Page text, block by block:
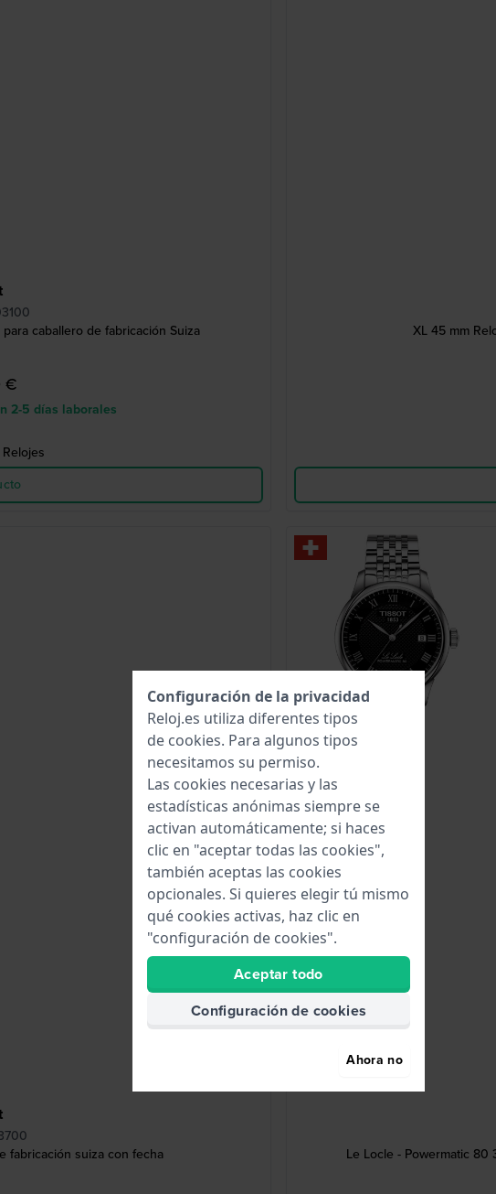
caballero de fabricación Suiza
€
2-5 días laborales
XL 45 mm
fabricación suiza con fecha
Le Locle - Powermatic
Configuración de la privacidad
Reloj.es utiliza diferentes tipos
de cookies. Para algunos tipos
necesitamos su permiso.
Las cookies necesarias y las
estadísticas anónimas siempre se
activan automáticamente; si haces
clic en "aceptar todas las cookies",
también aceptas las cookies
opcionales. Si quieres elegir tú mismo
qué cookies activas, haz clic en
"configuración de cookies".
Aceptar todo
Configuración de cookies
Ahora no